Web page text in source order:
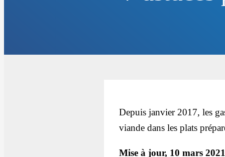
Depuis janvier 2017, les
viande dans les plats
Mise à jour, 10 mars